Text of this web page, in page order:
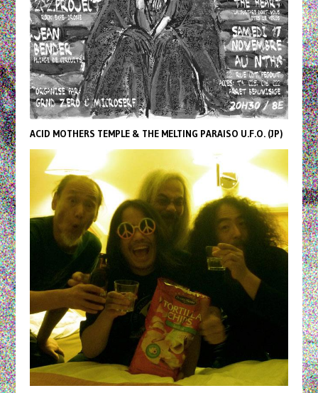
ACID MOTHERS TEMPLE & THE MELTING PARAISO U.F.O. (JP)